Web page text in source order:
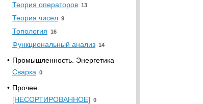
Теория операторов 13
Теория чисел 9
Топология 16
Функциональный анализ 14
• Промышленность. Энергетика
Сварка 0
• Прочее
[НЕСОРТИРОВАННОЕ] 0